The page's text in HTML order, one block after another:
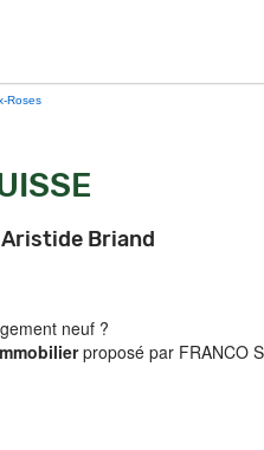
Roses
Briand
neuf ?
proposé par FRANCO